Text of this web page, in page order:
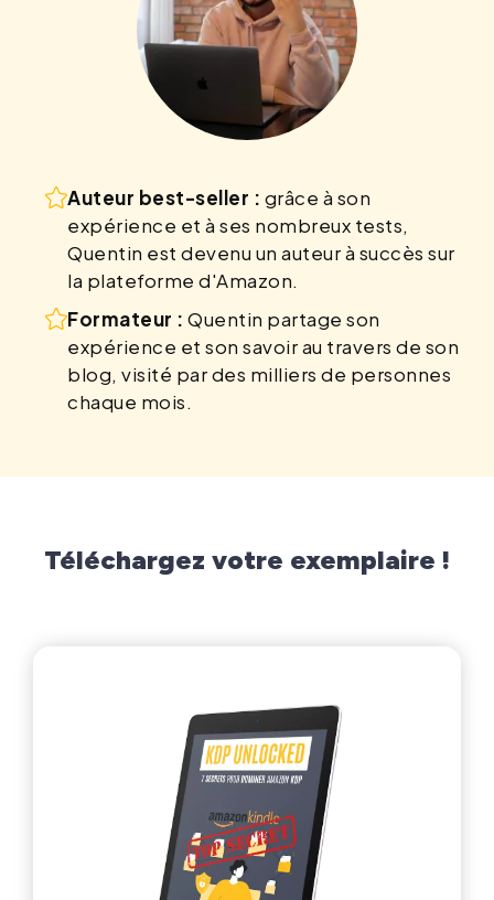
Auteur best-seller : grâce à son
expérience et à ses nombreux tests,
Quentin est devenu un auteur à succès sur
la plateforme d'Amazon.
Formateur :Quentin partage son
expérience et son savoir au travers de son
blog, visité par des milliers de personnes
chaque mois.
Téléchargez votre exemplaire !